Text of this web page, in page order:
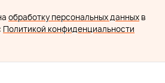
обработку персональных данных в
Политикой конфиденциальности